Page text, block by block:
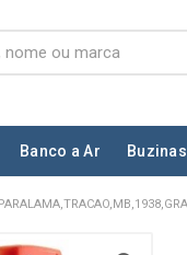
Banco a Ar Buzinas